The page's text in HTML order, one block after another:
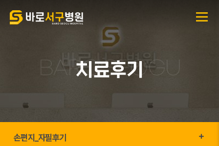
치료후기
손편지_자필후기